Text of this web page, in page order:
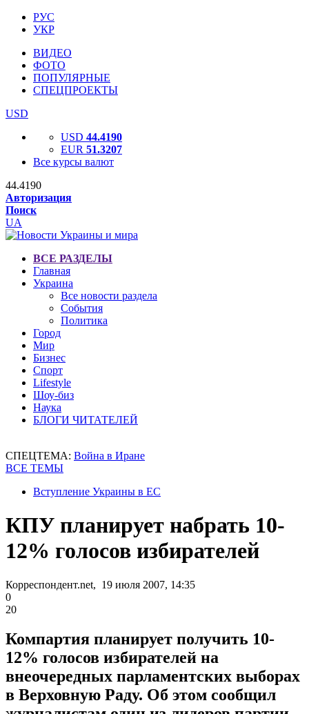
РУС
УКР
ВИДЕО
ФОТО
ПОПУЛЯРНЫЕ
СПЕЦПРОЕКТЫ
USD
USD 44.4190
EUR 51.3207
Все курсы валют
44.4190
Авторизация
Поиск
UA
ВСЕ РАЗДЕЛЫ
Главная
Украина
Все новости раздела
События
Политика
Город
Мир
Бизнес
Спорт
Lifestyle
Шоу-биз
Наука
БЛОГИ ЧИТАТЕЛЕЙ
СПЕЦТЕМА: Война в Иране
ВСЕ ТЕМЫ
Вступление Украины в ЕС
КПУ планирует набрать 10-
12% голосов избирателей
Корреспондент.net, 19 июля 2007, 14:35
0
20
Компартия планирует получить 10-
12% голосов избирателей на
внеочередных парламентских выборах
в Верховную Раду. Об этом сообщил